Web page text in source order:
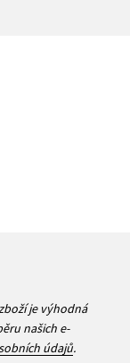
je výhodná
našich e-
údajů.